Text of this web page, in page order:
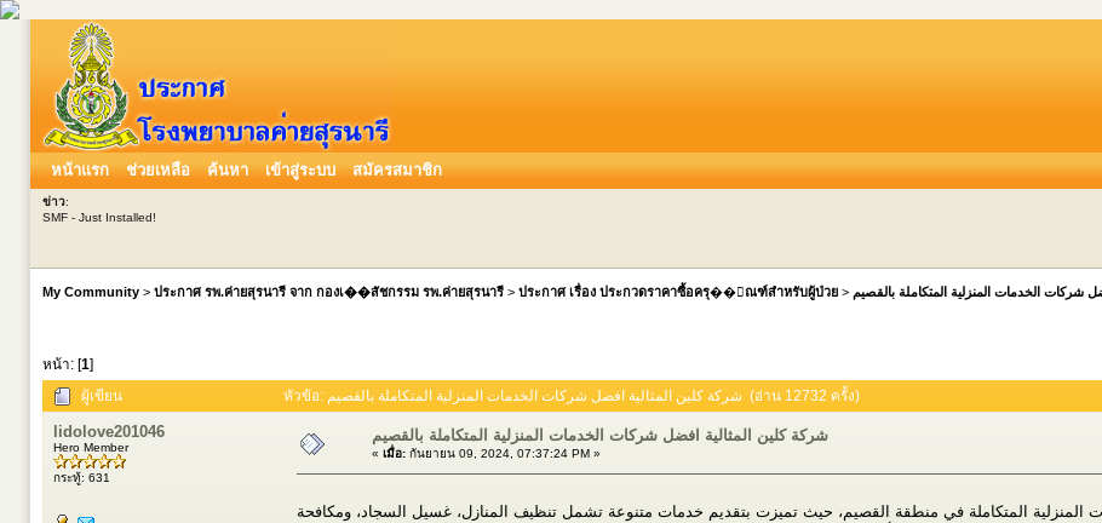
หน้าแรก ช่วยเหลือ ค้นหา เข้าสู่ระบบ สมัครสมาชิก
ข่าว:
SMF - Just Installed!
My Community > ประกาศ รพ.ค่ายสุรนารี จาก กองเ��สัชกรรม รพ.ค่ายสุรนารี > ประกาศ เรื่อง ประกวดราคาซื้อครุ��ัณฑ์สำหรับผู้ป่วย > شركات الخدمات المنزلية المتكاملة بالقصيم
หน้า: [1]
ผู้เขียน หัวข้อ: شركة كلين المثالية افضل شركات الخدمات المنزلية المتكاملة بالقصيم (อ่าน 12732 ครั้ง)
lidolove201046
Hero Member
กระทู้: 631
شركة كلين المثالية افضل شركات الخدمات المنزلية المتكاملة بالقصيم
« เมื่อ: กันยายน 09, 2024, 07:37:24 PM »
المنزلية المتكاملة في منطقة القصيم، حيث تميزت بتقديم خدمات متنوعة تشمل تنظيف المنازل، غسيل السجاد، ومكافحة